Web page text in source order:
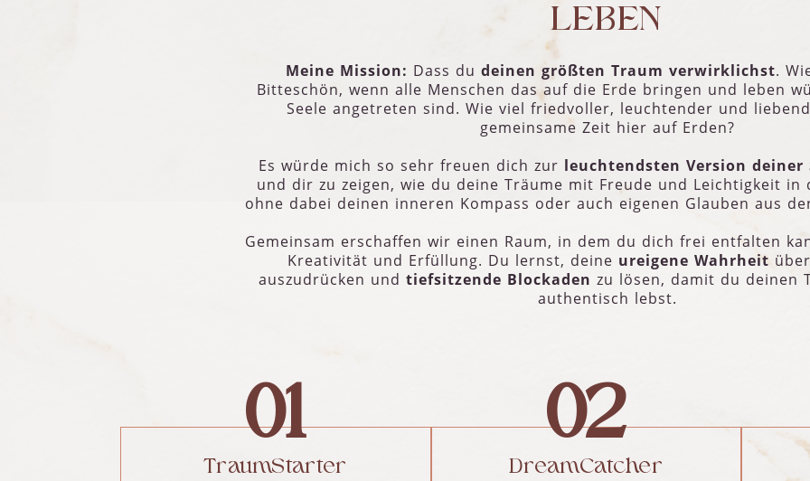
LEBEN
Meine Mission: Dass du deinen größten Traum verwirklichst.
Bitteschön, wenn alle Menschen das auf die Erde bringen und leben
Seele angetreten sind. Wie viel friedvoller, leuchtender und
gemeinsame Zeit hier auf Erden?
Es würde mich so sehr freuen dich zur leuchtendsten Version deiner
und dir zu zeigen, wie du deine Träume mit Freude und Leichtigkeit in
ohne dabei deinen inneren Kompass oder auch eigenen Glauben aus
Gemeinsam erschaffen wir einen Raum, in dem du dich frei entfalten
Kreativität und Erfüllung. Du lernst, deine ureigene Wahrheit über
auszudrücken und tiefsitzende Blockaden zu lösen, damit du deinen
authentisch lebst.
01
TraumStarter
02
DreamCatcher